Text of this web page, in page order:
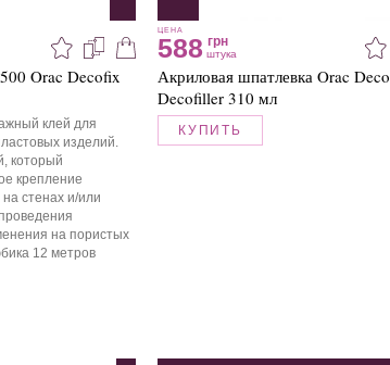
Orac Decofix
клей для
изделий.
который
крепление
стенах и/или
на пористых
12 метров
ЦЕНА
588 грн
штука
Акриловая шпатлевка Orac
Decofiller 310 мл
КУПИТЬ